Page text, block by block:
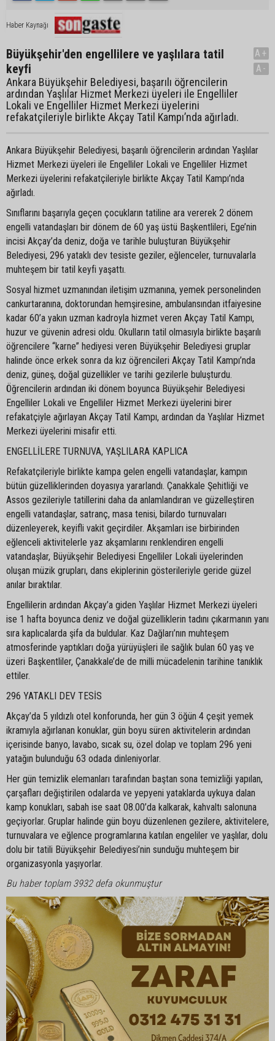
Haber Kaynağı
Büyükşehir'den engellilere ve yaşlılara tatil
keyfi
Ankara Büyükşehir Belediyesi, başarılı öğrencilerin
ardından Yaşlılar Hizmet Merkezi üyeleri ile Engelliler
Lokali ve Engelliler Hizmet Merkezi üyelerini
refakatçileriyle birlikte Akçay Tatil Kampı’nda ağırladı.
A+
A-
Ankara Büyükşehir Belediyesi, başarılı öğrencilerin ardından Yaşlılar
Hizmet Merkezi üyeleri ile Engelliler Lokali ve Engelliler Hizmet
Merkezi üyelerini refakatçileriyle birlikte Akçay Tatil Kampı’nda
ağırladı.
Sınıflarını başarıyla geçen çocukların tatiline ara vererek 2 dönem
engelli vatandaşları bir dönem de 60 yaş üstü Başkentlileri, Ege’nin
incisi Akçay’da deniz, doğa ve tarihle buluşturan Büyükşehir
Belediyesi, 296 yataklı dev tesiste geziler, eğlenceler, turnuvalarla
muhteşem bir tatil keyfi yaşattı.
Sosyal hizmet uzmanından iletişim uzmanına, yemek personelinden
cankurtaranına, doktorundan hemşiresine, ambulansından itfaiyesine
kadar 60’a yakın uzman kadroyla hizmet veren Akçay Tatil Kampı,
huzur ve güvenin adresi oldu. Okulların tatil olmasıyla birlikte başarılı
öğrencilere “karne” hediyesi veren Büyükşehir Belediyesi gruplar
halinde önce erkek sonra da kız öğrencileri Akçay Tatil Kampı’nda
deniz, güneş, doğal güzellikler ve tarihi gezilerle buluşturdu.
Öğrencilerin ardından iki dönem boyunca Büyükşehir Belediyesi
Engelliler Lokali ve Engelliler Hizmet Merkezi üyelerini birer
refakatçiyle ağırlayan Akçay Tatil Kampı, ardından da Yaşlılar Hizmet
Merkezi üyelerini misafir etti.
ENGELLİLERE TURNUVA, YAŞLILARA KAPLICA
Refakatçileriyle birlikte kampa gelen engelli vatandaşlar, kampın
bütün güzelliklerinden doyasıya yararlandı. Çanakkale Şehitliği ve
Assos gezileriyle tatillerini daha da anlamlandıran ve güzelleştiren
engelli vatandaşlar, satranç, masa tenisi, bilardo turnuvaları
düzenleyerek, keyifli vakit geçirdiler. Akşamları ise birbirinden
eğlenceli aktivitelerle yaz akşamlarını renklendiren engelli
vatandaşlar, Büyükşehir Belediyesi Engelliler Lokali üyelerinden
oluşan müzik grupları, dans ekiplerinin gösterileriyle geride güzel
anılar bıraktılar.
Engellilerin ardından Akçay’a giden Yaşlılar Hizmet Merkezi üyeleri
ise 1 hafta boyunca deniz ve doğal güzelliklerin tadını çıkarmanın yanı
sıra kaplıcalarda şifa da buldular. Kaz Dağları’nın muhteşem
atmosferinde yaptıkları doğa yürüyüşleri ile sağlık bulan 60 yaş ve
üzeri Başkentliler, Çanakkale’de de milli mücadelenin tarihine tanıklık
ettiler.
296 YATAKLI DEV TESİS
Akçay’da 5 yıldızlı otel konforunda, her gün 3 öğün 4 çeşit yemek
ikramıyla ağırlanan konuklar, gün boyu süren aktivitelerin ardından
içerisinde banyo, lavabo, sıcak su, özel dolap ve toplam 296 yeni
yatağın bulunduğu 63 odada dinleniyorlar.
Her gün temizlik elemanları tarafından baştan sona temizliği yapılan,
çarşafları değiştirilen odalarda ve yepyeni yataklarda uykuya dalan
kamp konukları, sabah ise saat 08.00’da kalkarak, kahvaltı salonuna
geçiyorlar. Gruplar halinde gün boyu düzenlenen gezilere, aktivitelere,
turnuvalara ve eğlence programlarına katılan engeliler ve yaşlılar, dolu
dolu bir tatili Büyükşehir Belediyesi’nin sunduğu muhteşem bir
organizasyonla yaşıyorlar.
Bu haber toplam 3932 defa okunmuştur